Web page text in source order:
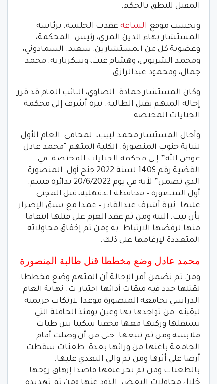
المقبل للنطق بالحكم.
وبحسب موقع الساعة عقدت الجلسة. برئاسة
المستشار بهاء الدين المري، رئيس. المحكمة،
وعضوية كل من المستشارين: سعيد. السمادوني،
ومحمد الشرنوبي، وهشام غيث، وسكرتارية. محمد
جمال، ومحمود عبدالرازق.
وكان المستشار حمادة. الصاوي، النائب العام قد قرر
إحالة المتهم بقتل الطالبة. نيرة أشرف إلى محكمة
الجنايات المختصة.
وأحال المستشار محمد لبيب، المحامي. العام الأول
لنيابة جنوب المنصورة. الكلية المتهم “محمد عادل
عوض الله” إلى محكمة الجنايات المختصة. في
القضية رقم 1409 لسنة 2022 جنح أول. المنصورة
الذي تضمن” لأنه في يوم 20/6/2022 بدائرة قسم.
أول المنصورة – محافظة الدقهلية، قتل المجني
عليها. نيرة أشرف عبدالقادر – عمدا مع سبق الإصرار
بأن بيت. النية ومن ثم عقد العزم على قتلها انتقاما
منها لرفضها الارتباط. به ومن ثم إخفاق محاولاته
المتعددة لإرغامها على ذلك.
محمد عادل وضع مخططا قتل طالبة المنصورة
ومن ثم تضمن أمر الإحالة أن المتهم وضع مخططا.
لقتلها حدد فيه ميقات أدائها اختبارات. نهاية العام
الدراسي بجامعة المنصورة موعدا لارتكاب جريمته
ليقينه. من تواجدها بها وعين يومئذ الحافلة التي.
تستقلها وركبها معها مخفيا سكينا بين طيات
ملابسه ومن ثم تتبعها. حتى من أن وصلت أمام
الجامعة باغتها من ورائها بعدة. طعنات سقطت
أرضا على أثرها ومن ثم والى التعدي عليها.
بالطعنات ومن ثم نحر عنقها قاصدا إزهاق روحها